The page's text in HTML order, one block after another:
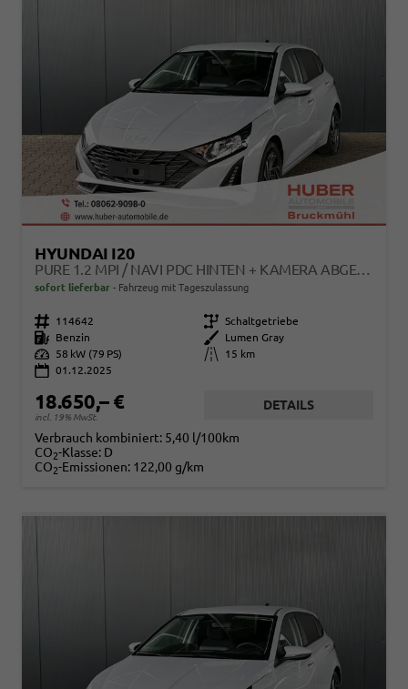
HYUNDAI I20
PURE 1.2 MPI / NAVI PDC HINTEN + KAMERA ABGEDUNKELTE SCHEIBEN TEMPOMAT ALU 16"
sofort lieferbar Fahrzeug mit Tageszulassung
Fahrzeugnr. 114642 Getriebe Schaltgetriebe
Kraftstoff
Benzin Außenfarbe
Lumen Gray
Leistung
58 kW (79 PS) Kilometerstand
15 km
01.12.2025
18.650,– €
incl. 19% MwSt.
DETAILS
Verbrauch kombiniert: 5,40 l/100km
CO2-Klasse: D
CO2-Emissionen: 122,00 g/km